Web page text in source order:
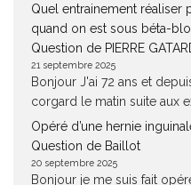
Quel entrainement réaliser
quand on est sous béta-
Question de PIERRE
21 septembre 2025
Bonjour J'ai 72 ans et
corgard le matin suite aux
Opéré d’une hernie
Question de Baillot
20 septembre 2025
Bonjour je me suis fait